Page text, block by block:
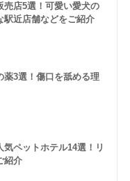
売店5選！可愛い愛犬の
駅近店舗などをご紹介
薬3選！傷口を舐める理
ペットホテル14選！リ
紹介